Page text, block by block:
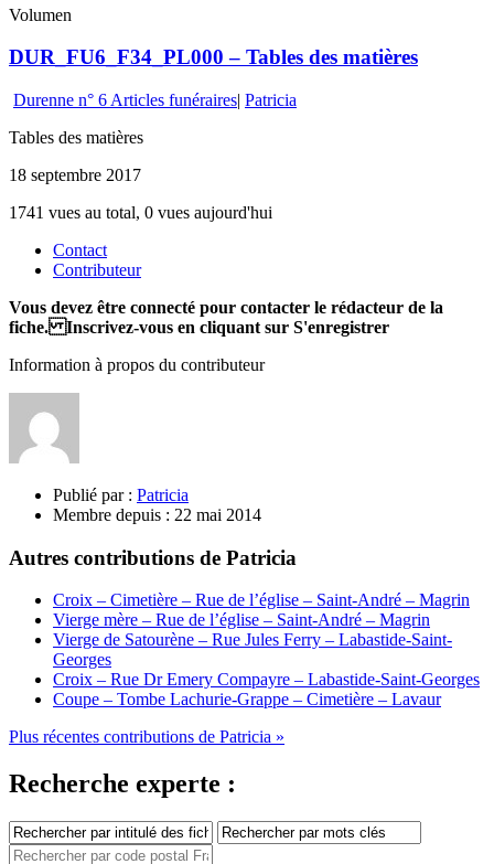
Volumen
DUR_FU6_F34_PL000 – Tables des matières
Durenne n° 6 Articles funéraires| Patricia
Tables des matières
18 septembre 2017
1741 vues au total, 0 vues aujourd'hui
Contact
Contributeur
Vous devez être connecté pour contacter le rédacteur de la
fiche. Inscrivez-vous en cliquant sur S'enregistrer
Information à propos du contributeur
Publié par : Patricia
Membre depuis : 22 mai 2014
Autres contributions de Patricia
Croix – Cimetière – Rue de l’église – Saint-André – Magrin
Vierge mère – Rue de l’église – Saint-André – Magrin
Vierge de Satourène – Rue Jules Ferry – Labastide-Saint-
Georges
Croix – Rue Dr Emery Compayre – Labastide-Saint-Georges
Coupe – Tombe Lachurie-Grappe – Cimetière – Lavaur
Plus récentes contributions de Patricia »
Recherche experte :